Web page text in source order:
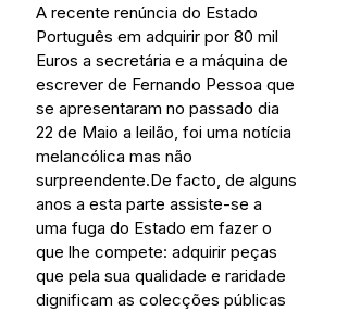
A recente renúncia do Estado
Português em adquirir por 80 mil
Euros a secretária e a máquina de
escrever de Fernando Pessoa que
se apresentaram no passado dia
22 de Maio a leilão, foi uma notícia
melancólica mas não
surpreendente.De facto, de alguns
anos a esta parte assiste-se a
uma fuga do Estado em fazer o
que lhe compete: adquirir peças
que pela sua qualidade e raridade
dignificam as colecções públicas